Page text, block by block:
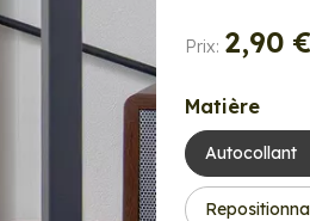
Prix: 2,90 €
Matière
Autocollant